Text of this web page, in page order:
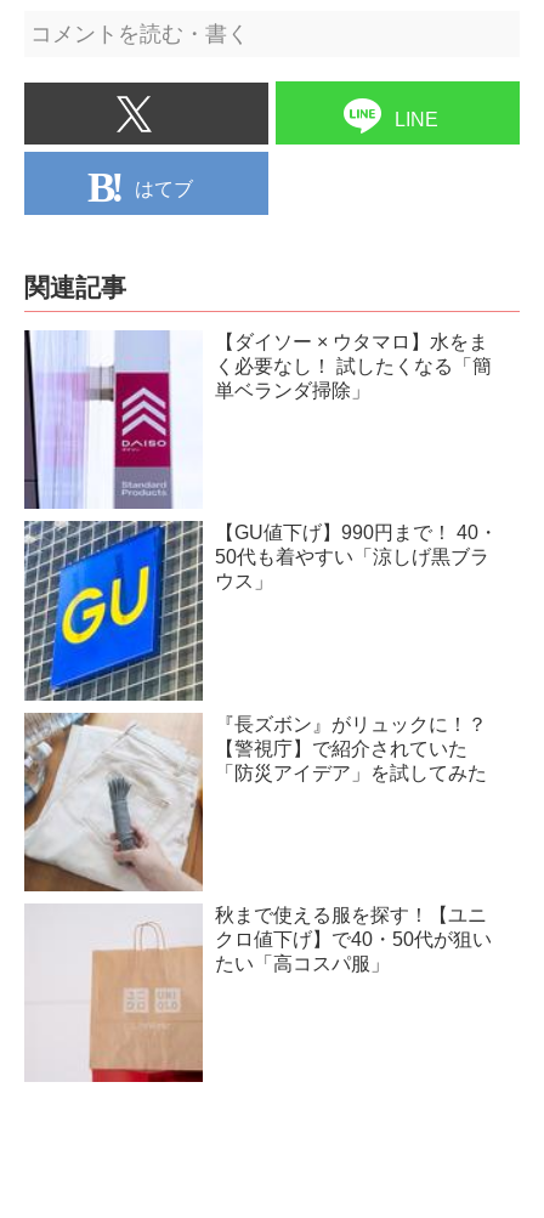
コメントを読む・書く
LINE
はてブ
関連記事
【ダイソー × ウタマロ】水をま
く必要なし！ 試したくなる「簡
単ベランダ掃除」
【GU値下げ】990円まで！ 40・
50代も着やすい「涼しげ黒ブラ
ウス」
『長ズボン』がリュックに！？
【警視庁】で紹介されていた
「防災アイデア」を試してみた
秋まで使える服を探す！【ユニ
クロ値下げ】で40・50代が狙い
たい「高コスパ服」